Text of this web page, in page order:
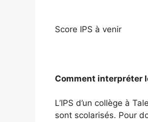
Score IPS à venir
Comment interpréter
L’IPS d’un collège à
sont scolarisés. Pour